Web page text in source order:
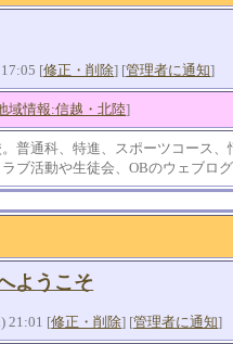
[修正・削除] [管理者に通知]
域情報:信越・北陸]
普通科、特進、スポーツコース
ブ活動や生徒会、OBのウェブロ
ようこそ
21:01 [修正・削除] [管理者に通知]